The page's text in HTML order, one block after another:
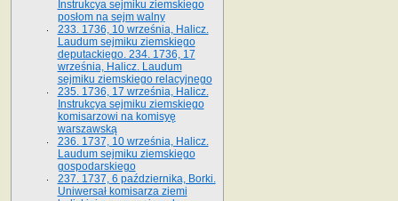
Instrukcya sejmiku ziemskiego
posłom na sejm walny
233. 1736, 10 września, Halicz.
Laudum sejmiku ziemskiego
deputackiego. 234. 1736, 17
września, Halicz. Laudum
sejmiku ziemskiego relacyjnego
235. 1736, 17 września, Halicz.
Instrukcya sejmiku ziemskiego
komisarzowi na komisyę
warszawską
236. 1737, 10 września, Halicz.
Laudum sejmiku ziemskiego
gospodarskiego
237. 1737, 6 października, Borki.
Uniwersał komisarza ziemi